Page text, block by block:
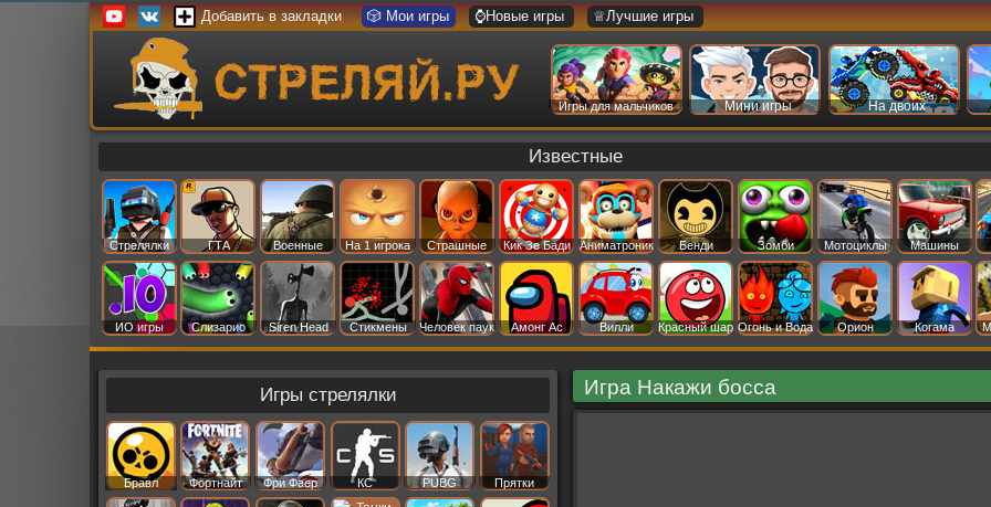
Добавить в закладки 🎲 Мои игры ⌚Новые игры ♕Лучшие игры
Игры для мальчиков Мини игры На двоих
Известные
Стрелялки ГТА Военные На 1 игрока Страшные Кик Зе Бади Аниматроник Бенди Зомби Мотоциклы Машины
ИО игры Слизарио Siren Head Стикмены Человек паук Амонг Ас Вилли Красный шар Огонь и Вода Орион Когама
Игра Накажи босса
Игры стрелялки
Бравл
Старс
Фортнайт Фри Фаер КС PUBG Прятки